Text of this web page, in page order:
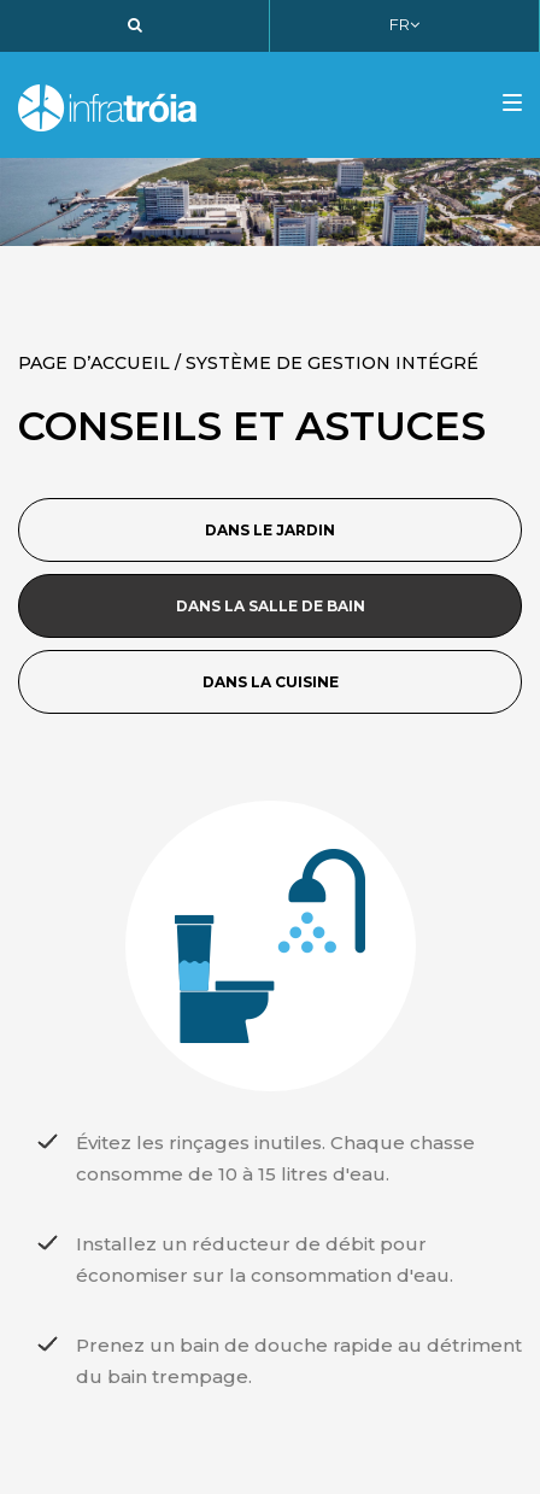
FR
PAGE D’ACCUEIL / SYSTÈME DE GESTION INTÉGRÉ
CONSEILS ET ASTUCES
DANS LE JARDIN
DANS LA SALLE DE BAIN
DANS LA CUISINE
Évitez les rinçages inutiles. Chaque chasse
consomme de 10 à 15 litres d'eau.
Installez un réducteur de débit pour
économiser sur la consommation d'eau.
Prenez un bain de douche rapide au détriment
du bain trempage.